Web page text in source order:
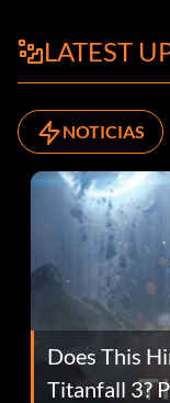
LATEST
NOTICIAS
Does This
Titanfall 3?